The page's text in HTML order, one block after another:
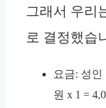
그래서 우리
로 결정했습
요금: 성인
원 x 1 =